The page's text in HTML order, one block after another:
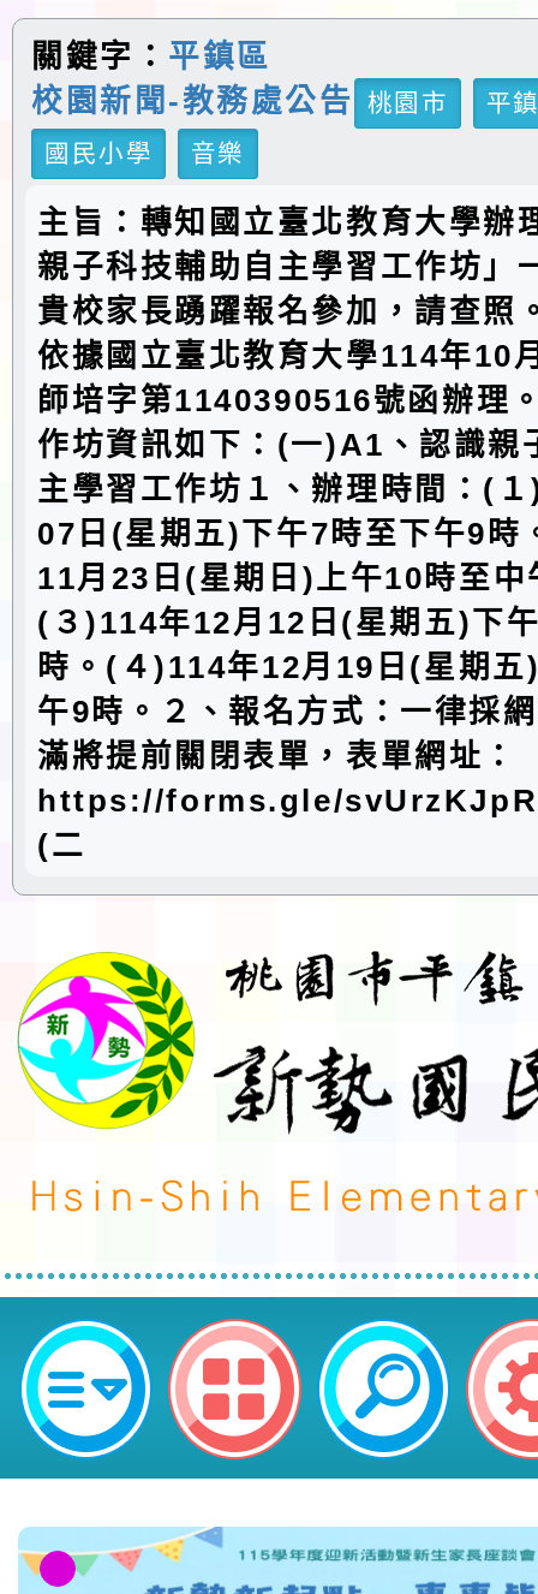
關鍵字： 平鎮區
校園新聞-教務處公告
桃園市
平
國民小學
音樂
主旨：轉知國立臺北教育大學辦
親子科技輔助自主學習工作坊」
貴校家長踴躍報名參加，請查照
依據國立臺北教育大學114年10
師培字第1140390516號函辦理
作坊資訊如下：(一)A1、認識親
主學習工作坊１、辦理時間：(
07日(星期五)下午7時至下午9時
11月23日(星期日)上午10時至中
(３)114年12月12日(星期五)下
時。(４)114年12月19日(星期五
午9時。２、報名方式：一律採
滿將提前關閉表單，表單網址：
https://forms.gle/
(二
鼓勵親子參加國立臺北教育大學辦
親子科技輔助自主學習工作坊」-
國民小學